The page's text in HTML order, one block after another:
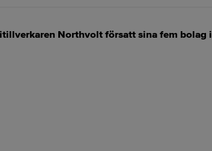
Northvolt försatt sina fem bolag i